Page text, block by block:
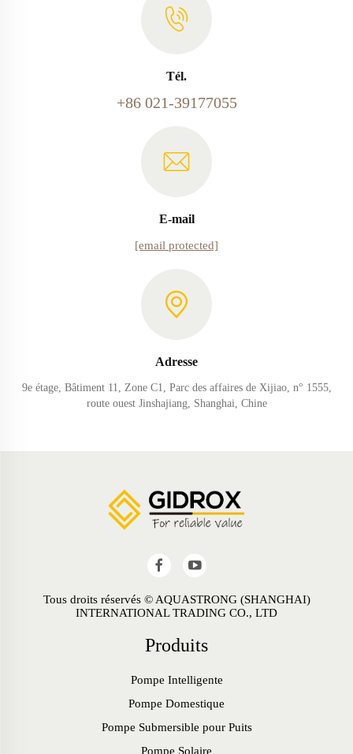
Tél.
+86 021-39177055
E-mail
[email protected]
Adresse
9e étage, Bâtiment 11, Zone C1, Parc des affaires de Xijiao, n° 1555,
route ouest Jinshajiang, Shanghai, Chine
Tous droits réservés © AQUASTRONG (SHANGHAI)
INTERNATIONAL TRADING CO., LTD
Produits
Pompe Intelligente
Pompe Domestique
Pompe Submersible pour Puits
Pompe Solaire